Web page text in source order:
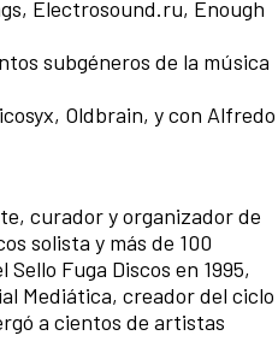
Electrosound.ru, Enough
subgéneros de la música
Oldbrain, y con Alfredo
curador y organizador de
solista y más de 100
Fuga Discos en 1995,
Mediática, creador del ciclo
a cientos de artistas